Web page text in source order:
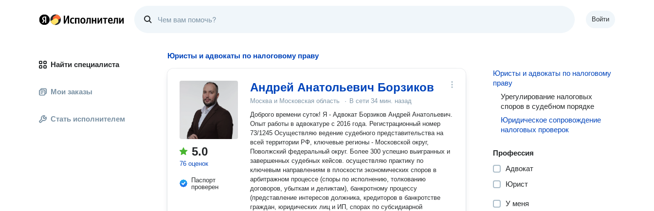
Войти
Найти специалиста
Мои заказы
Стать исполнителем
Юристы и адвокаты по налоговому праву
5.0
76 оценок
Паспорт
проверен
Андрей Анатольевич Борзиков
Москва и Московская область · В сети 34 мин. назад
Доброго времени суток! Я - Адвокат Борзиков Андрей Анатольевич.
Опыт работы в адвокатуре с 2016 года. Регистрационный номер
73/1245 Осуществляю ведение судебного представительства на
всей территории РФ, ключевые регионы - Московской округ,
Поволжский федеральный округ. Более 300 успешно выигранных и
завершенных судебных кейсов. осуществляю практику по
ключевым направлениям в плоскости экономических споров в
арбитражном процессе (споры по исполнению, толкованию
договоров, убыткам и деликтам), банкротному процессу
(представление интересов должника, кредиторов в банкротстве
граждан, юридических лиц и ИП, спорах по субсидиарной
Юристы и адвокаты по налоговому
праву
Урегулирование налоговых
споров в судебном порядке
Юридическое сопровождение
налоговых проверок
Профессия
Адвокат
Юрист
У меня